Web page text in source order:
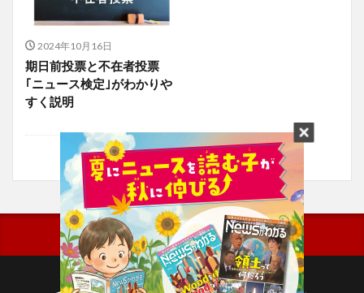
2024年10月16日
期日前投票と不在者投票
｢ニュース検定｣がわかりや
すく説明